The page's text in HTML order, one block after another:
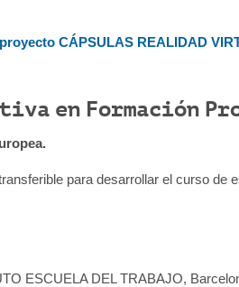
CÁPSULAS REALIDAD
en Formación
para desarrollar el curso
ESCUELA DEL TRABAJO,